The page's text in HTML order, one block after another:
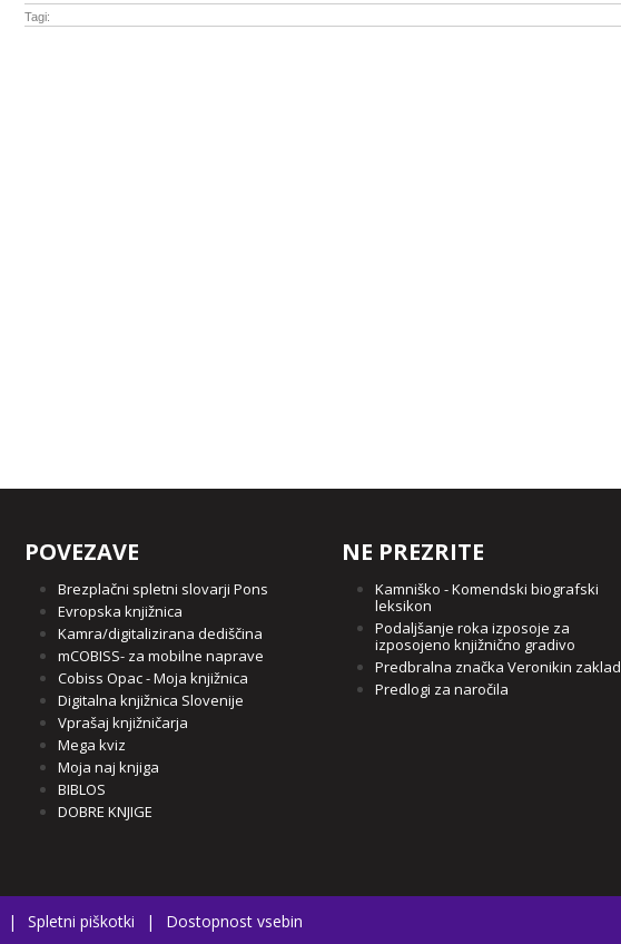
Tagi:
POVEZAVE
Brezplačni spletni slovarji Pons
Evropska knjižnica
Kamra/digitalizirana dediščina
mCOBISS- za mobilne naprave
Cobiss Opac - Moja knjižnica
Digitalna knjižnica Slovenije
Vprašaj knjižničarja
Mega kviz
Moja naj knjiga
BIBLOS
DOBRE KNJIGE
NE PREZRITE
Kamniško - Komendski biografski
leksikon
Podaljšanje roka izposoje za
izposojeno knjižnično gradivo
Predbralna značka Veronikin zaklad
Predlogi za naročila
| Spletni piškotki | Dostopnost vsebin